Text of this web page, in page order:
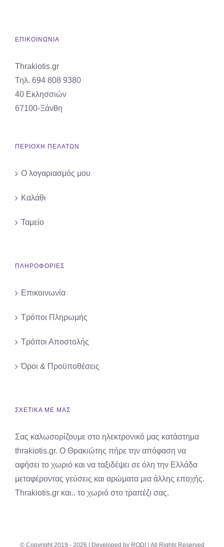
ΕΠΙΚΟΙΝΩΝΙΑ
Thrakiotis.gr
Τηλ. 694 808 9380
40 Εκλησσιών
67100-Ξάνθη
ΠΕΡΙΟΧΗ ΠΕΛΑΤΩΝ
Ο λογαριασμός μου
Καλάθι
Ταμείο
ΠΛΗΡΟΦΟΡΙΕΣ
Επικοινωνία
Τρόποι Πληρωμής
Τρόποι Αποστολής
Όροι & Προϋποθέσεις
ΣΧΕΤΙΚΑ ΜΕ ΜΑΣ
Σας καλωσορίζουμε στο ηλεκτρονικό μας κατάστημα
thrakiotis.gr. Ο Θρακιώτης πήρε την απόφαση να
αφήσει το χωριό και να ταξιδέψει σε όλη την Ελλάδα
μεταφέροντας γεύσεις και αρώματα μια άλλης εποχής.
Thrakiotis.gr και.. το χωριό στο τραπέζι σας.
© Copyright 2019 - 2026 | Developed by RODI| All Rights Reserved